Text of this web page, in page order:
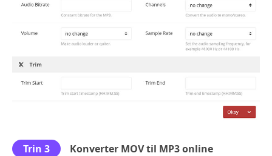
Trin 3 Konverter MOV til MP3 online